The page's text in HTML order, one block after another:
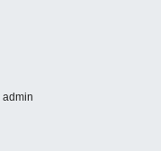
admin